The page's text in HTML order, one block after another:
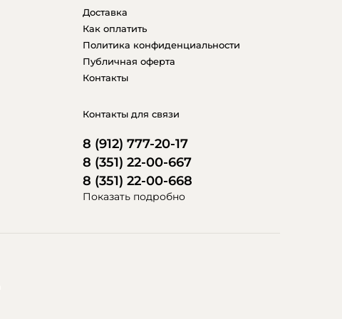
Доставка
Как оплатить
Политика конфиденциальности
Публичная оферта
Контакты
Контакты для связи
8 (912) 777-20-17
8 (351) 22-00-667
8 (351) 22-00-668
Показать подробно